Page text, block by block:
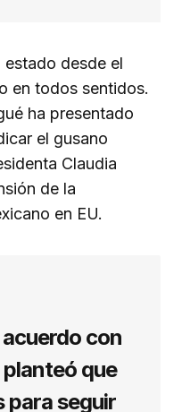
estado desde el
en todos sentidos.
ha presentado
el gusano
Claudia
de la
en EU.
con
que
para seguir